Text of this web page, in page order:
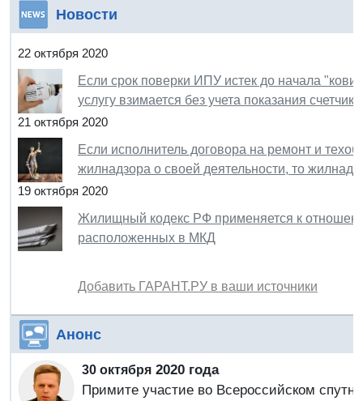
Новости
22 октября 2020
Если срок поверки ИПУ истек до начала
услугу взимается без учета показания счетчика
21 октября 2020
Если исполнитель договора на ремонт и
жилнадзора о своей деятельности, то
19 октября 2020
Жилищный кодекс РФ применяется к
расположенных в МКД
Добавить ГАРАНТ.РУ в ваши источники
Анонс
30 октября 2020 года
Примите участие во Всероссийском